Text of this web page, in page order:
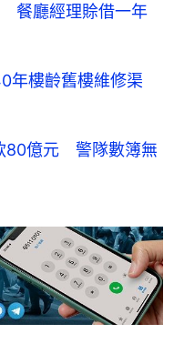
餐廳經理賒借一年
年樓齡舊樓維修渠
80億元 警隊數簿無